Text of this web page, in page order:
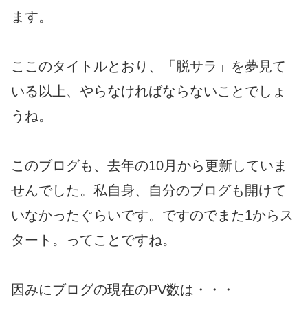
ます。
ここのタイトルとおり、「脱サラ」を夢見て
いる以上、やらなければならないことでしょ
うね。
このブログも、去年の10月から更新していま
せんでした。私自身、自分のブログも開けて
いなかったぐらいです。ですのでまた1からス
タート。ってことですね。
因みにブログの現在のPV数は・・・